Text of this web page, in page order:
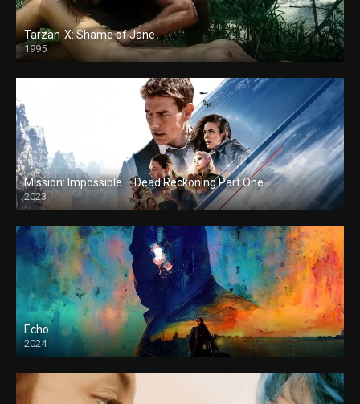
Tarzan-X: Shame of Jane
1995
Mission: Impossible – Dead Reckoning Part One
2023
Echo
2024